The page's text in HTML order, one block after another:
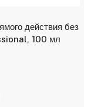
действия без
100 мл